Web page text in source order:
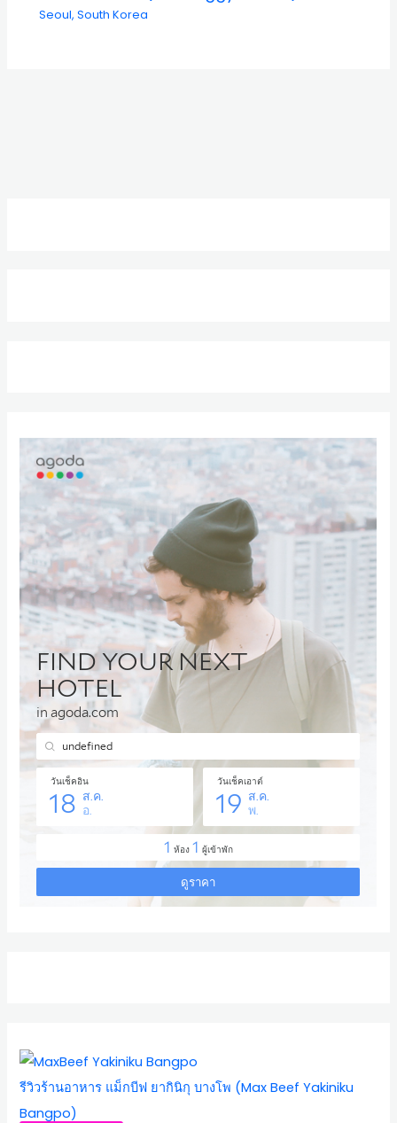
Seoul,South Korea
รีวิวร้านอาหาร แม็กบีฟ ยากินิกุ บางโพ (Max Beef Yakiniku
Bangpo)